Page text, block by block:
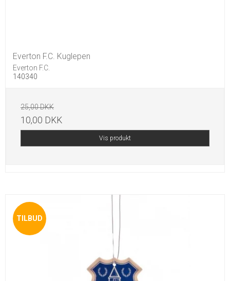
Everton F.C. Kuglepen
Everton F.C.
140340
25,00 DKK
10,00 DKK
Vis produkt
TILBUD